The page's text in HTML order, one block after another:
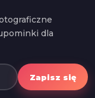
dla
Zapisz się